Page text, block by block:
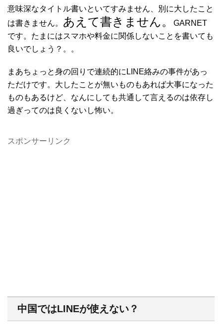
意味深なタイトル書いといてすみません、別に大したこと
は書きません。 あえて書きません。
GARNET
です。たまにはスマホや料金に関係しないことを書いても
良いでしょう？。。
まあちょっと身の回りで連続的にLINE絡みの事件があっ
ただけです。大したことが無いものもあれば大事になった
ものもあるけど、なんにしても共通して言えるのは依存し
過ぎってのは良くないし怖い。
スポンサーリンク
中国ではLINEが使えない？